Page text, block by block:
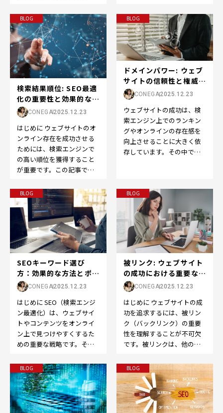
ポイントを押さえてS…
BLOG
検索結果順位: SEO最適
化の重要性と効果的な戦
略 CONEGA2025.12.23
はじめに ウェブサイトのオ
ンライン存在を成功させる
ためには、検索エンジンで
の高い順位を獲得すること
が重要です。この記事で
は「SEO順位」の重要性
と…
BLOG
ドメインパワー: ウェブ
サイトの信頼性と権威の
向上をサポート...
CONEGA2025.12.23
ウェブサイトの成功は、検
索エンジン上でのランキン
グやオンラインの存在感を
向上させることに大きく依
存しています。その中で
BLOG
SEOキーワード選び
方：効果的な方法とポイ
ントCONEGA2025.12.23
はじめに SEO（検索エンジ
ン最適化）は、ウェブサイ
トやコンテンツをオンライ
ン上で見つけやすくするた
めの重要な戦略です。その
の選定は成功の鍵です。…
BLOG
被リンク: ウェブサイト
の成功における重要な役
割 CONEGA2025.12.23
はじめに ウェブサイトの成
功を追求するには、被リン
ク（バックリンク）の重要
性を理解することが不可欠
です。被リンクは、他のウ
ブサイトへのリンクのこ
と…
BLOG BLOG